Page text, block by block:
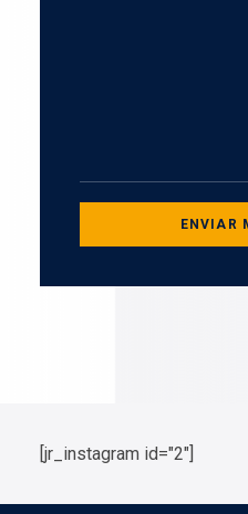
[jr_instagram id="2"]